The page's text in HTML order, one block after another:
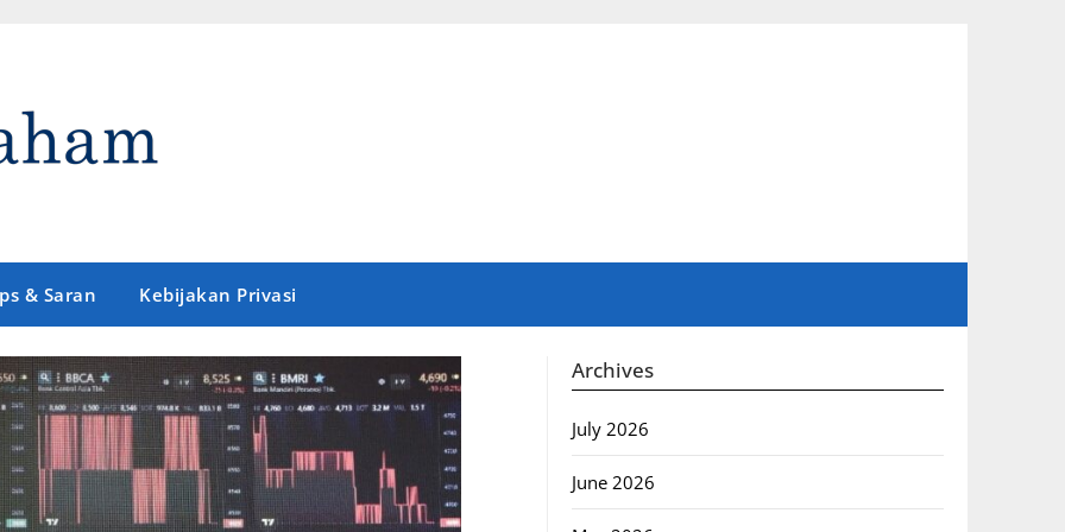
& Saran Kebijakan Privasi
Archives
July 2026
June 2026